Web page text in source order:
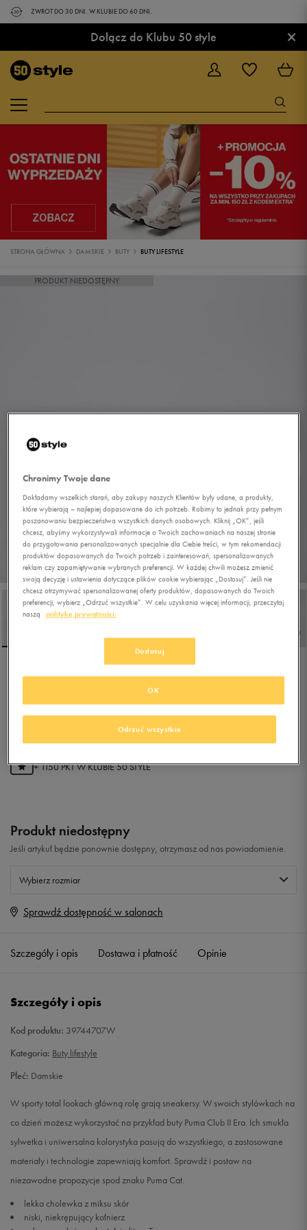
ZWROT DO 30 DNI. W KLUBIE DO 60 DNI.
Dołącz do Klubu 50 style ×
STRONA GŁÓWNA DAMSKIE BUTY BUTY LIFESTYLE
PRODUKT NIEDOSTĘPNY
PUMA CLUB II ERA
229,99złz Vat
+ 1150 PKT WKLUBIE 50 STYLE
Produkt niedostępny
Jeśli artykuł będzie ponownie dostępny, otrzymasz od nas powiadomienie.
Wybierz rozmiar
Rozmiary EU
39 25 cm
40,5 26 cm Powiadom o dostępności
Sprawdź dostępność w salonach
Szczegóły i opis Dostawa i płatność Opinie
Szczegóły i opis
Kod produktu: 39744707W
Kategoria: Buty lifestyle
Płeć: Damskie
W sporty total lookach główną rolę grają sneakersy. W swoich stylówkach na
co dzień możesz wykorzystać na przykład buty Puma Club II Era. Ich smukła
sylwetka i uniwersalna kolorystyka pasują do wszystkiego, a zastosowane
materiały i technologie zapewniają komfort. Sprawdź i postaw na
niezawodne propozycje spod znaku Puma Cat.
lekka cholewka z miksu skór
niski, niekrępujący kołnierz
Chronimy Twoje dane
Dokładamy wszelkich starań, aby zakupy naszych Klientów były udane, a produkty,
które wybierają – najlepiej dopasowane do ich potrzeb. Robimy to jednak przy pełnym
poszanowaniu bezpieczeństwa wszystkich danych osobowych. Kliknij „OK”, jeśli
chcesz, abyśmy wykorzystywali informacje o Twoich zachowaniach na naszej stronie
do przygotowania personalizowanych specjalnie dla Ciebie treści, w tym rekomendacji
produktów dopasowanych do Twoich potrzeb i zainteresowań, spersonalizowanych
reklam czy zapamiętywanie wybranych preferencji. W każdej chwili możesz zmienić
swoją decyzję i ustawienia dotyczące plików cookie wybierając „Dostosuj”. Jeśli nie
chcesz otrzymywać spersonalizowanej oferty produktów, dopasowanych do Twoich
preferencji, wybierz „Odrzuć wszystkie”. W celu uzyskania więcej informacji, przeczytaj
naszą
politykę prywatności.
Dostosuj
Odrzuć wszystkie
OK